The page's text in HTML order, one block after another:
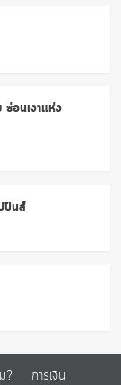
อนเงาแห่ง
ปินส์
? การเงิน